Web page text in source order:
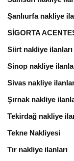
Şanlıurfa nakliye
SİGORTA
Siirt nakliye ilanları
Sinop nakliye
Sivas nakliye
Şırnak nakliye
Tekirdağ nakliye
Tekne Nakliyesi
Tır nakliye ilanları